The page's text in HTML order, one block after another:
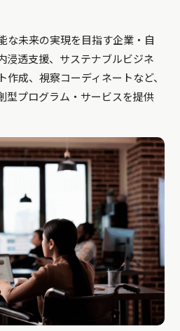
な未来の実現を目指す企業・自
浸透支援、サステナブルビジネ
成、視察コーディネートなど、
型プログラム・サービスを提供